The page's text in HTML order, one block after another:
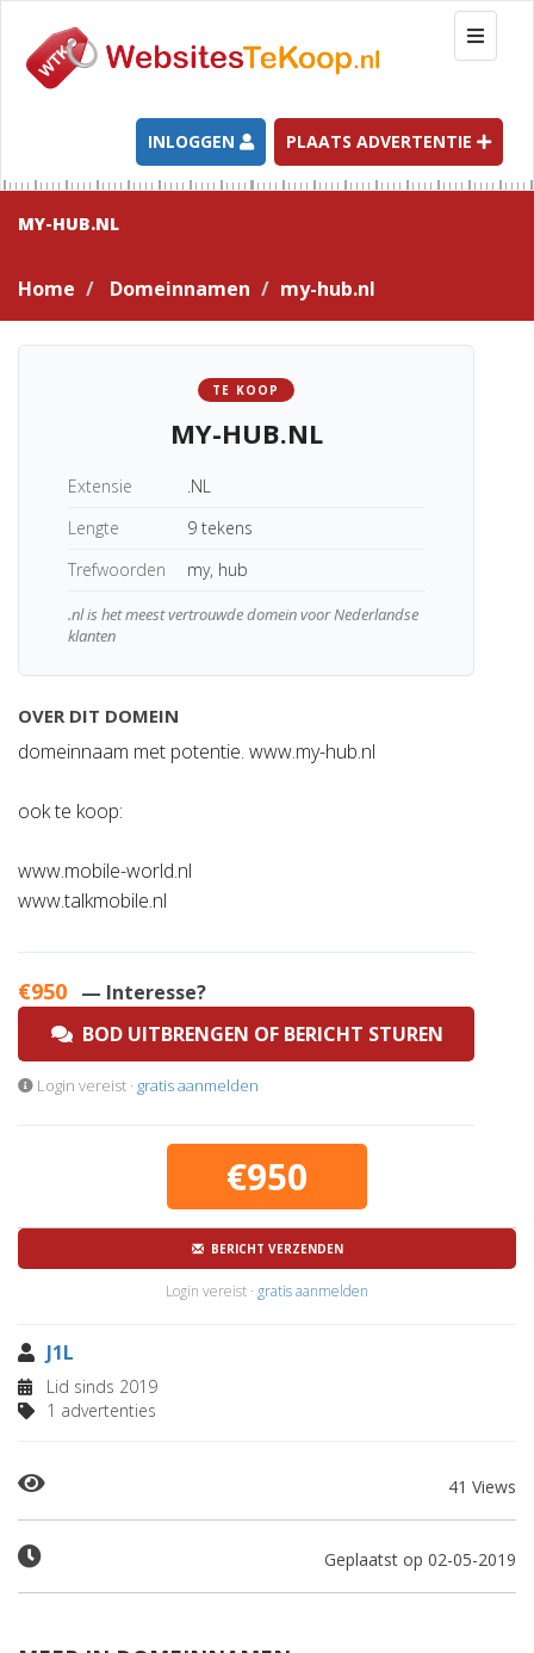
T
o
g
l
e
n
a
t
INLOGGEN PLAATS ADVERTENTIE
MY-HUB.NL
Home Domeinnamen my-hub.nl
TE KOOP
MY-HUB.NL
Extensie
.NL
Lengte
9 tekens
Trefwoorden
my, hub
.nl is het meest vertrouwde domein voor Nederlandse
klanten
OVER DIT DOMEIN
domeinnaam met potentie. www.my-hub.nl
ook te koop:
www.mobile-world.nl
www.talkmobile.nl
€950 — Interesse?
BOD UITBRENGEN OF BERICHT STUREN
Login vereist · gratis aanmelden
€950
BERICHT VERZENDEN
Login vereist · gratis aanmelden
J1L
Lid sinds 2019
1 advertenties
41 Views
Geplaatst op 02-05-2019